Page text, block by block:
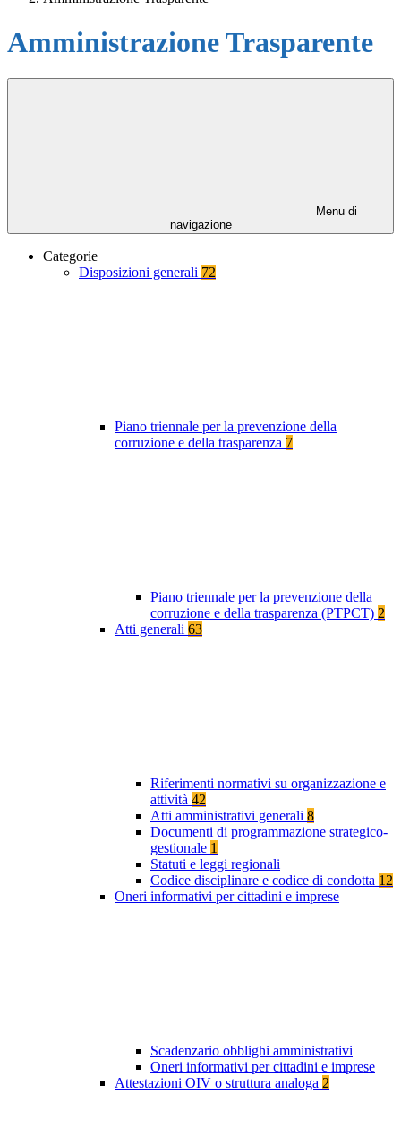
Amministrazione Trasparente
Menu di
navigazione
Categorie
Disposizioni generali 72
Piano triennale per la prevenzione della
corruzione e della trasparenza 7
Piano triennale per la prevenzione della
corruzione e della trasparenza (PTPCT) 2
Atti generali 63
Riferimenti normativi su organizzazione e
attività 42
Atti amministrativi generali 8
Documenti di programmazione strategico-
gestionale 1
Statuti e leggi regionali
Codice disciplinare e codice di condotta 12
Oneri informativi per cittadini e imprese
Scadenzario obblighi amministrativi
Oneri informativi per cittadini e imprese
Attestazioni OIV o struttura analoga 2